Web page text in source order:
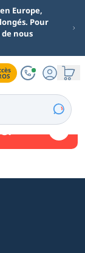
Europe,
Pour
nous